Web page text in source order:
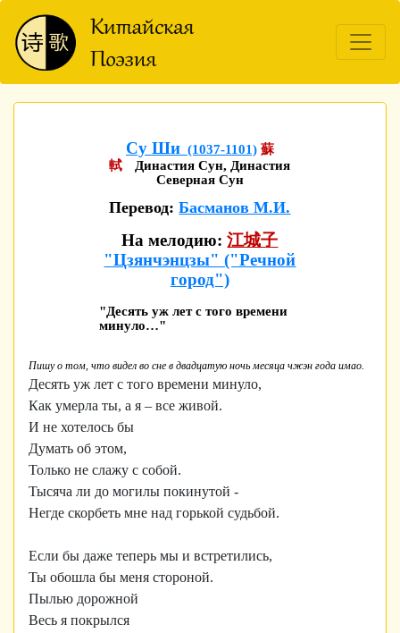
Су Ши (1037-1101) 蘇
軾
Династия Сун, Династия
Северная Сун
Перевод:Басманов М.И.
На мелодию:江城子
"Цзянчэнцзы" ("Речной
город")
"Десять уж лет с того времени
минуло…"
Пишу о том, что видел во сне в двадцатую ночь месяца чжэн года имао.
Десять уж лет с того времени минуло,
Как умерла ты, а я – все живой.
И не хотелось бы
Думать об этом,
Только не слажу с собой.
Тысяча ли до могилы покинутой -
Негде скорбеть мне над горькой судьбой.
Если бы даже теперь мы и встретились,
Ты обошла бы меня стороной.
Пылью дорожной
Весь я покрылся